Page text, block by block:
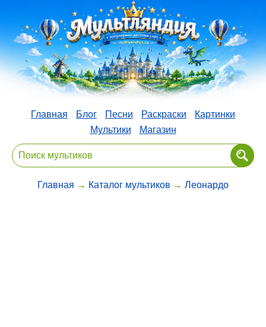
Главная Блог Песни Раскраски
Картинки
Мультики
Магазин
Главная → Каталог мультиков → Леонардо